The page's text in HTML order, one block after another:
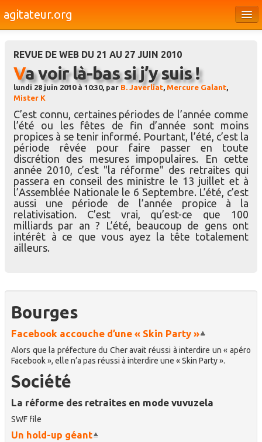
agitateur.org
Bourges & le Cher
Société
Médias
Dossiers
Brèves
REVUE DE WEB DU 21 AU 27 JUIN 2010
Va voir là-bas si j’y suis !
lundi 28 juin 2010 à 10:30, par B. Javerliat Mercure Galant
Mister K
C’est connu, certaines périodes de l’année comme
l’été ou les fêtes de fin d’année sont moins
propices à se tenir informé. Pourtant, l’été, c’est la
période rêvée pour faire passer en toute
discrétion des mesures impopulaires. En cette
année 2010, c’est "la réforme" des retraites qui
passera en conseil des ministre le 13 juillet et à
l’Assemblée Nationale le 6 Septembre. L’été, c’est
aussi une période de l’année propice à la
relativisation. C’est vrai, qu’est-ce que 100
milliards par an ? L’été, beaucoup de gens ont
intérêt à ce que vous ayez la tête totalement
ailleurs.
Bourges
Facebook accouche d’une « Skin Party »
Alors que la préfecture du Cher avait réussi à interdire un « apéro
Facebook », elle n’a pas réussi à interdire une « Skin Party ».
Société
La réforme des retraites en mode vuvuzela
SWF file
Un hold-up géant